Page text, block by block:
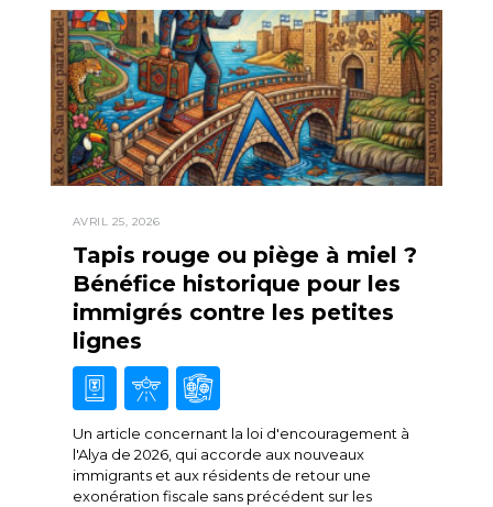
AVRIL 25, 2026
Tapis rouge ou piège à miel ?
Bénéfice historique pour les
immigrés contre les petites
lignes
Un article concernant la loi d'encouragement à
l'Alya de 2026, qui accorde aux nouveaux
immigrants et aux résidents de retour une
exonération fiscale sans précédent sur les